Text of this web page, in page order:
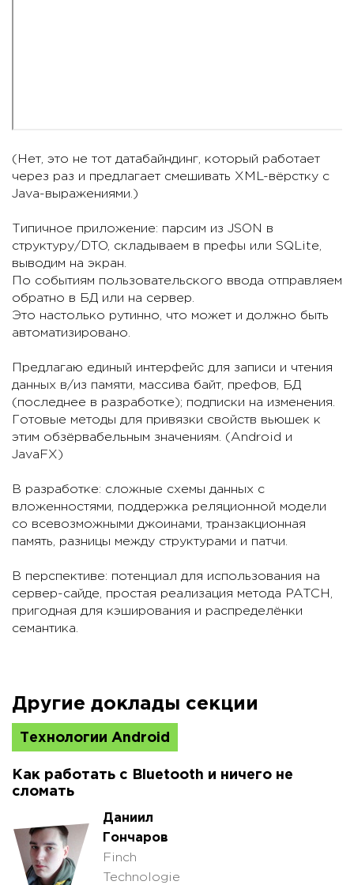
(Нет, это не тот датабайндинг, который работает
через раз и предлагает смешивать XML-вёрстку с
Java-выражениями.)
Типичное приложение: парсим из JSON в
структуру/DTO, складываем в префы или SQLite,
выводим на экран.
По событиям пользовательского ввода отправляем
обратно в БД или на сервер.
Это настолько рутинно, что может и должно быть
автоматизировано.
Предлагаю единый интерфейс для записи и чтения
данных в/из памяти, массива байт, префов, БД
(последнее в разработке); подписки на изменения.
Готовые методы для привязки свойств вьюшек к
этим обзёрвабельным значениям. (Android и
JavaFX)
В разработке: сложные схемы данных с
вложенностями, поддержка реляционной модели
со всевозможными джоинами, транзакционная
память, разницы между структурами и патчи.
В перспективе: потенциал для использования на
сервер-сайде, простая реализация метода PATCH,
пригодная для кэширования и распределёнки
семантика.
Другие доклады секции
Технологии Android
Как работать с Bluetooth и ничего не
сломать
Даниил
Гончаров
Finch
Technologie